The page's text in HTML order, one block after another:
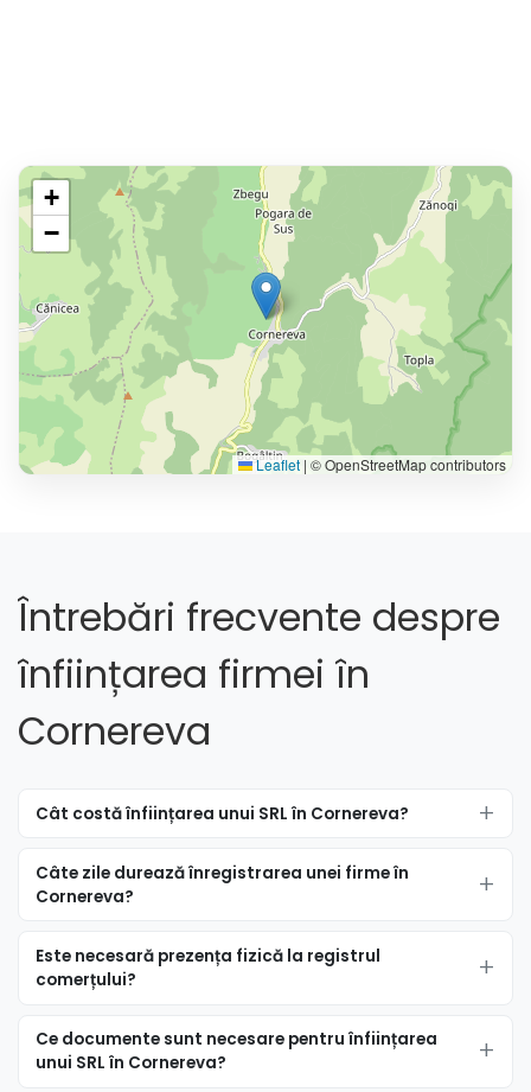
+
−
Leaflet | © OpenStreetMap contributors
Întrebări frecvente despre
înființarea firmei în
Cornereva
Cât costă înființarea unui SRL în Cornereva?
Câte zile durează înregistrarea unei firme în
Cornereva?
Este necesară prezența fizică la registrul
comerțului?
Ce documente sunt necesare pentru înființarea
unui SRL în Cornereva?